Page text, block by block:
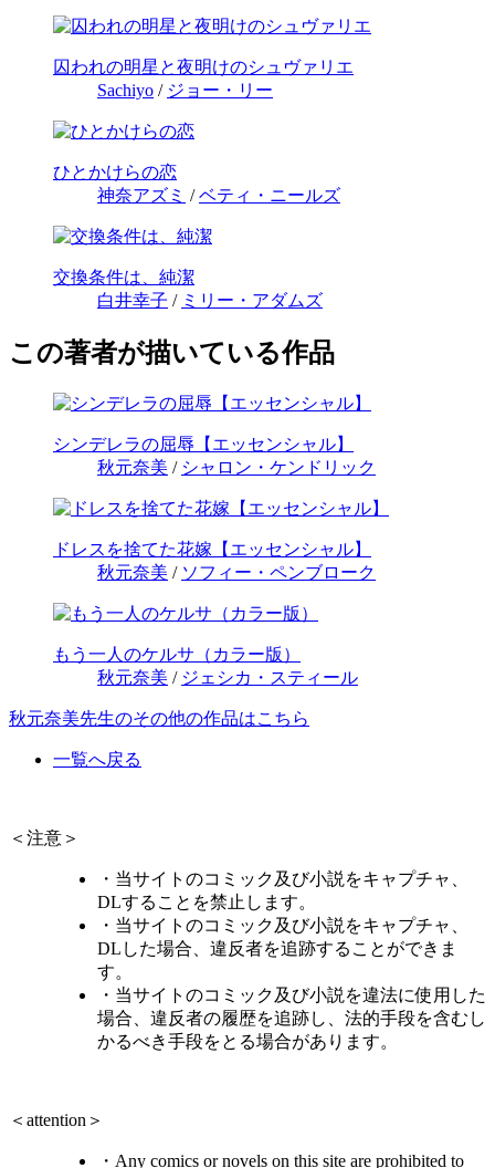
囚われの明星と夜明けのシュヴァリエ
Sachiyo / ジョー・リー
ひとかけらの恋
神奈アズミ /ベティ・ニールズ
交換条件は、純潔
白井幸子 / ミリー・アダムズ
この著者が描いている作品
シンデレラの屈辱【エッセンシャル】
秋元奈美 / シャロン・ケンドリック
ドレスを捨てた花嫁【エッセンシャル】
秋元奈美 / ソフィー・ペンブローク
もう一人のケルサ（カラー版）
秋元奈美 / ジェシカ・スティール
秋元奈美先生のその他の作品はこちら
一覧へ戻る
＜注意＞
・当サイトのコミック及び小説をキャプチャ、
DLすることを禁止します。
・当サイトのコミック及び小説をキャプチャ、
DLした場合、違反者を追跡することができま
す。
・当サイトのコミック及び小説を違法に使用した
場合、違反者の履歴を追跡し、法的手段を含むし
かるべき手段をとる場合があります。
＜attention＞
・Any comics or novels on this site are prohibited to